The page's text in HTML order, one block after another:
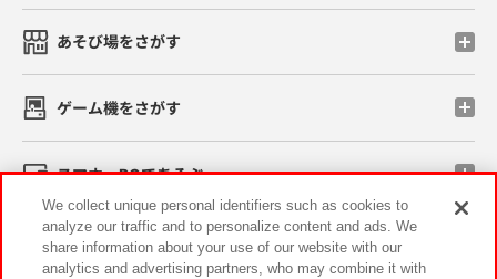
あそび場をさがす
ゲーム機をさがす
スマホ・PCであそぶ
イベント・キャンペーン
We collect unique personal identifiers such as cookies to
analyze our traffic and to personalize content and ads. We
share information about your use of our website with our
analytics and advertising partners, who may combine it with